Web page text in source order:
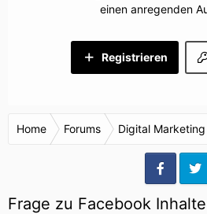
einen anregenden
Registrieren
Home Forums Digital Marketing
Frage zu Facebook